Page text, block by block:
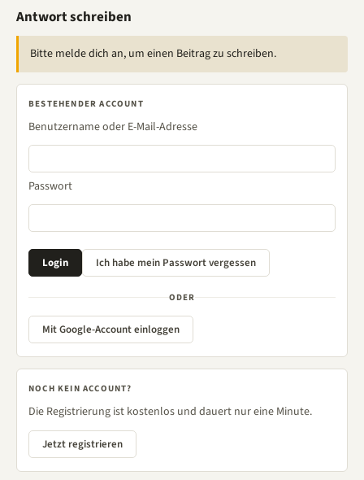
Antwort schreiben
Bitte melde dich an, um einen Beitrag zu schreiben.
BESTEHENDER ACCOUNT
Benutzername oder E-Mail-Adresse
Passwort
ODER
Mit Google-Account einloggen
NOCH KEIN ACCOUNT?
Die Registrierung ist kostenlos und dauert nur eine Minute.
Jetzt registrieren